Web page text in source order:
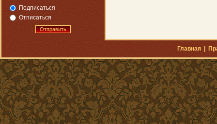
Подписаться
Отписаться
Отправить
Главная|